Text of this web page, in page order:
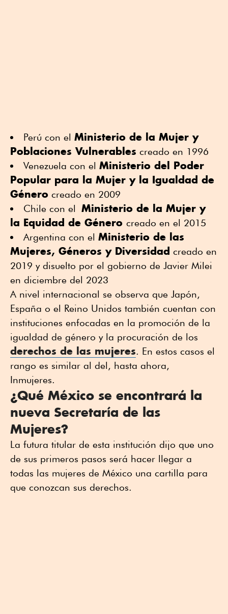
Perú con el Ministerio de la Mujer y
Poblaciones Vulnerables creado en 1996
Venezuela con el Ministerio del Poder
Popular para la Mujer y la Igualdad de
Género creado en 2009
Chile con el Ministerio de la Mujer y
la Equidad de Género creado en el 2015
Argentina con el Ministerio de las
Mujeres, Géneros y Diversidad creado en
2019 y disuelto por el gobierno de Javier Milei
en diciembre del 2023
A nivel internacional se observa que Japón,
España o el Reino Unidos también cuentan con
instituciones enfocadas en la promoción de la
igualdad de género y la procuración de los
derechos de las mujeres. En estos casos el
rango es similar al del, hasta ahora,
Inmujeres.
¿Qué México se encontrará la
nueva Secretaría de las
Mujeres?
La futura titular de esta institución dijo que uno
de sus primeros pasos será hacer llegar a
todas las mujeres de México una cartilla para
que conozcan sus derechos.